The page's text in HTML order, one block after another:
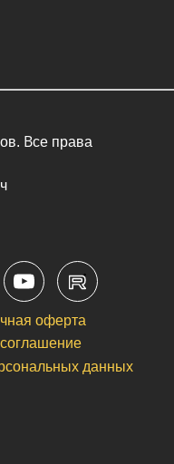
Все права
оферта
данных